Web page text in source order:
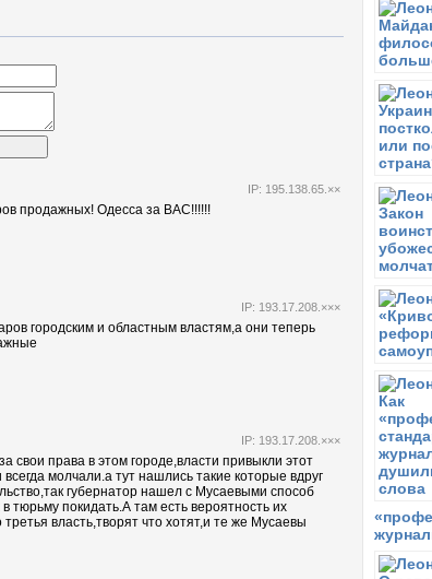
IP: 195.138.65.××
продажных! Одесса за ВАС!!!!!!
IP: 193.17.208.×××
городским и областным властям,а они теперь
IP: 193.17.208.×××
права в этом городе,власти привыкли этот
молчали.а тут нашлись такие которые вдруг
губернатор нашел с Мусаевыми способ
тюрьму покидать.А там есть вероятность их
власть,творят что хотят,и те же Мусаевы